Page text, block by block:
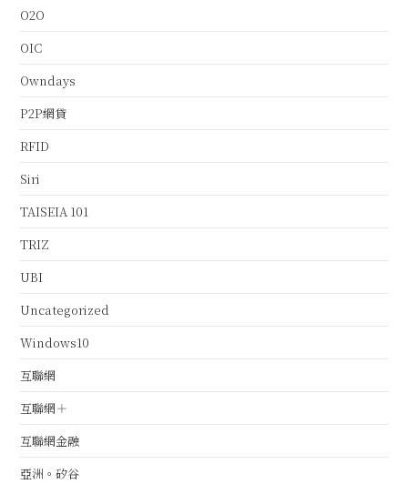
O2O
OIC
Owndays
P2P網貸
RFID
Siri
TAISEIA 101
TRIZ
UBI
Uncategorized
Windows10
互聯網
互聯網＋
互聯網金融
亞洲。矽谷